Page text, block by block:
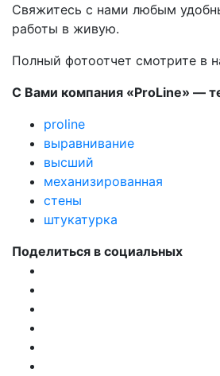
Свяжитесь с нами любым
работы в живую.
Полный фотоотчет смотрите в
С Вами компания «ProLine» —
proline
выравнивание
высший
механизированная
стены
штукатурка
Поделиться в социальных